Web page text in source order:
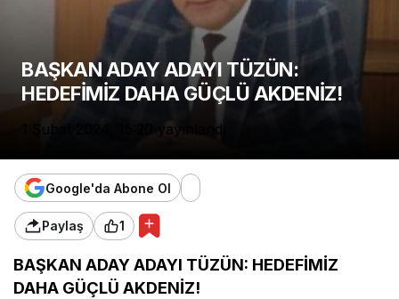
BAŞKAN ADAY ADAYI TÜZÜN:
HEDEFİMİZ DAHA GÜÇLÜ AKDENİZ!
1 Şubat 2024, 15:20 yayınlandı
Google'da Abone Ol
Paylaş 1
BAŞKAN ADAY ADAYI TÜZÜN: HEDEFİMİZ
DAHA GÜÇLÜ AKDENİZ!